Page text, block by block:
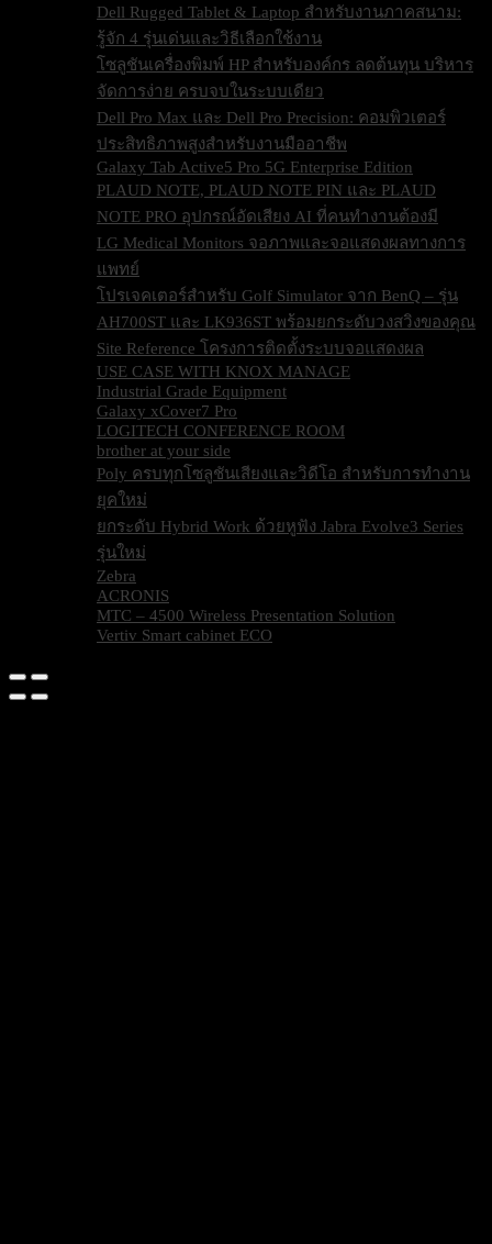
Dell Rugged Tablet & Laptop สำหรับงานภาคสนาม:
รู้จัก 4 รุ่นเด่นและวิธีเลือกใช้งาน
โซลูชันเครื่องพิมพ์ HP สำหรับองค์กร ลดต้นทุน บริหาร
จัดการง่าย ครบจบในระบบเดียว
Dell Pro Max และ Dell Pro Precision: คอมพิวเตอร์
ประสิทธิภาพสูงสำหรับงานมืออาชีพ
Galaxy Tab Active5 Pro 5G Enterprise Edition
PLAUD NOTE, PLAUD NOTE PIN และ PLAUD
NOTE PRO อุปกรณ์อัดเสียง AI ที่คนทำงานต้องมี
LG Medical Monitors จอภาพและจอแสดงผลทางการ
แพทย์
โปรเจคเตอร์สำหรับ Golf Simulator จาก BenQ – รุ่น
AH700ST และ LK936ST พร้อมยกระดับวงสวิงของคุณ
Site Reference โครงการติดตั้งระบบจอแสดงผล
USE CASE WITH KNOX MANAGE
Industrial Grade Equipment
Galaxy xCover7 Pro
LOGITECH CONFERENCE ROOM
brother at your side
Poly ครบทุกโซลูชันเสียงและวิดีโอ สำหรับการทำงาน
ยุคใหม่
ยกระดับ Hybrid Work ด้วยหูฟัง Jabra Evolve3 Series
รุ่นใหม่
Zebra
ACRONIS
MTC – 4500 Wireless Presentation Solution
Vertiv Smart cabinet ECO